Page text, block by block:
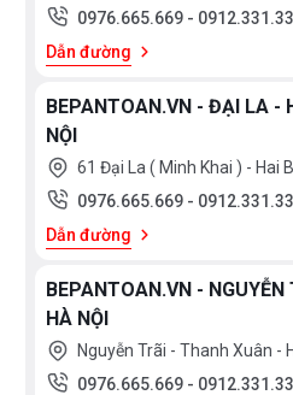
0976.665.669 -
Dẫn đường
BEPANTOAN.VN - ĐẠI LA -
NỘI
61 Đại La ( Minh Khai ) - Hai
0976.665.669 -
Dẫn đường
BEPANTOAN.VN -
HÀ NỘI
Nguyễn Trãi - Thanh Xuân -
0976.665.669 -